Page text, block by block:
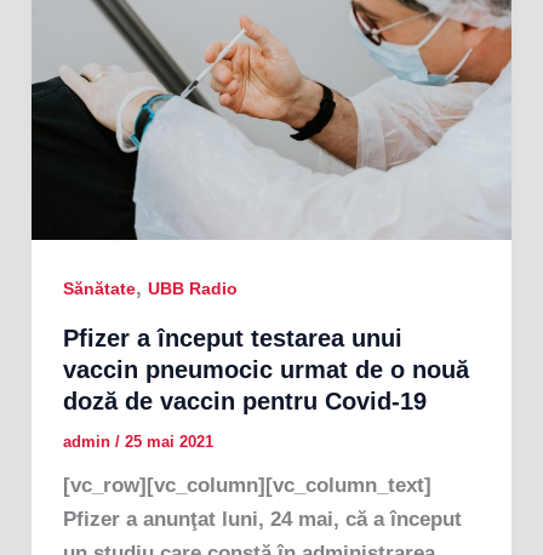
Sănătate, UBB Radio
Pfizer a început testarea unui
vaccin pneumocic urmat de o nouă
doză de vaccin pentru Covid-19
admin / 25 mai 2021
[vc_row][vc_column][vc_column_text]
Pfizer a anunţat luni, 24 mai, că a început